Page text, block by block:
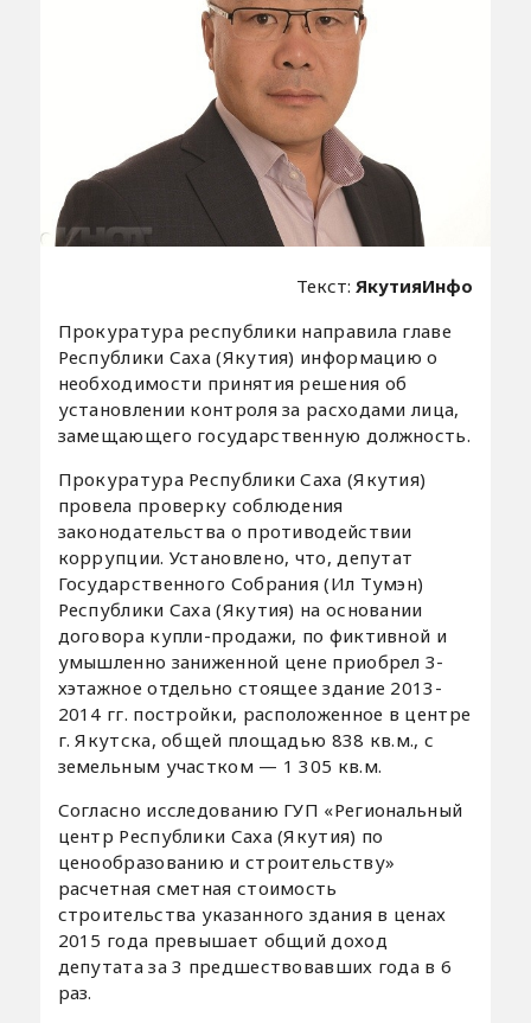
Текст:ЯкутияИнфо
Прокуратура республики направила главе
Республики Саха (Якутия) информацию о
необходимости принятия решения об
установлении контроля за расходами лица,
замещающего государственную должность.
Прокуратура Республики Саха (Якутия)
провела проверку соблюдения
законодательства о противодействии
коррупции. Установлено, что, депутат
Государственного Собрания (Ил Тумэн)
Республики Саха (Якутия) на основании
договора купли-продажи, по фиктивной и
умышленно заниженной цене приобрел 3-
хэтажное отдельно стоящее здание 2013-
2014 гг. постройки, расположенное в центре
г. Якутска, общей площадью 838 кв.м., с
земельным участком — 1 305 кв.м.
Согласно исследованию ГУП «Региональный
центр Республики Саха (Якутия) по
ценообразованию и строительству»
расчетная сметная стоимость
строительства указанного здания в ценах
2015 года превышает общий доход
депутата за 3 предшествовавших года в 6
раз.